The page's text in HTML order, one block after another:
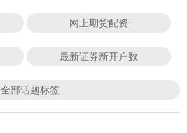
网上期货配资
最新证券新开户数
全部话题标签